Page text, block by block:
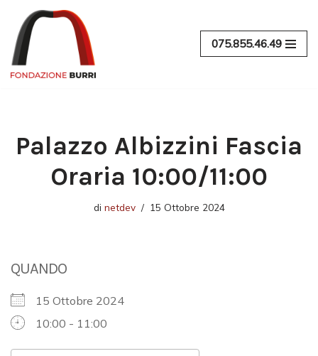
Vai
al
contenuto
075.855.46.49
Palazzo Albizzini Fascia
Oraria 10:00/11:00
di netdev 15 Ottobre 2024
QUANDO
15 Ottobre 2024
10:00 - 11:00